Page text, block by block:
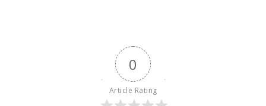
0
Article Rating